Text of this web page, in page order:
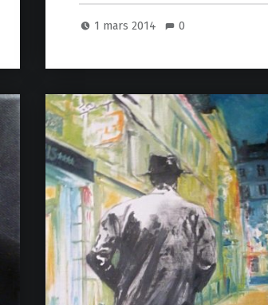
1 mars 2014 0